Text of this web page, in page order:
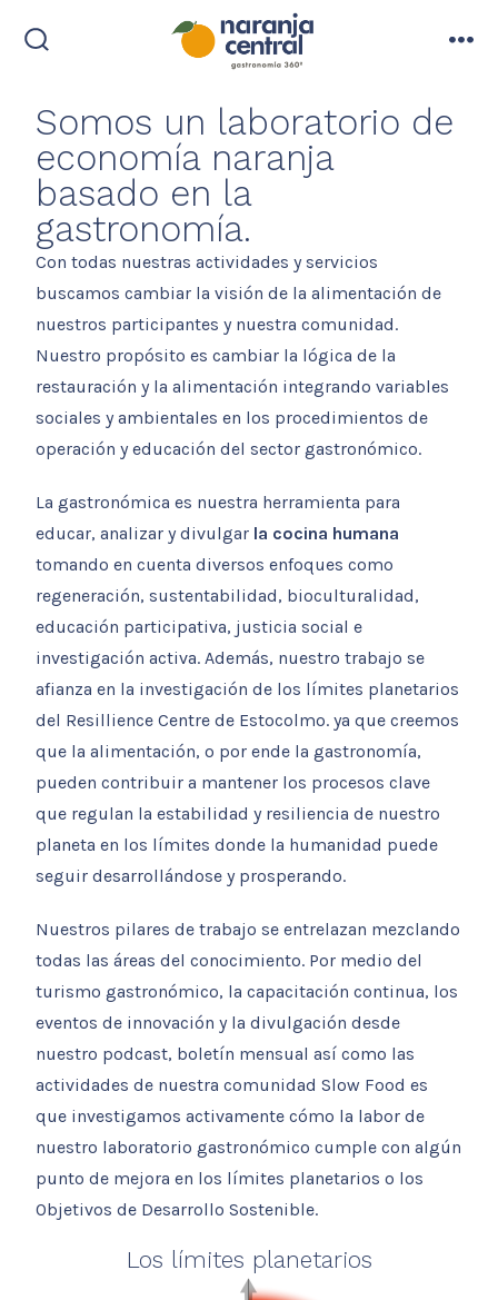
Somos un laboratorio de
economía naranja
basado en la
gastronomía.
Con todas nuestras actividades y servicios
buscamos cambiar la visión de la alimentación de
nuestros participantes y nuestra comunidad.
Nuestro propósito es cambiar la lógica de la
restauración y la alimentación integrando variables
sociales y ambientales en los procedimientos de
operación y educación del sector gastronómico.
La gastronómica es nuestra herramienta para
educar, analizar y divulgar la cocina humana
tomando en cuenta diversos enfoques como
regeneración, sustentabilidad, bioculturalidad,
educación participativa, justicia social e
investigación activa. Además, nuestro trabajo se
afianza en la investigación de los límites planetarios
del Resillience Centre de Estocolmo. ya que creemos
que la alimentación, o por ende la gastronomía,
pueden contribuir a mantener los procesos clave
que regulan la estabilidad y resiliencia de nuestro
planeta en los límites donde la humanidad puede
seguir desarrollándose y prosperando.
Nuestros pilares de trabajo se entrelazan mezclando
todas las áreas del conocimiento. Por medio del
turismo gastronómico, la capacitación continua, los
eventos de innovación y la divulgación desde
nuestro podcast, boletín mensual así como las
actividades de nuestra comunidad Slow Food es
que investigamos activamente cómo la labor de
nuestro laboratorio gastronómico cumple con algún
punto de mejora en los límites planetarios o los
Objetivos de Desarrollo Sostenible.
Los límites planetarios